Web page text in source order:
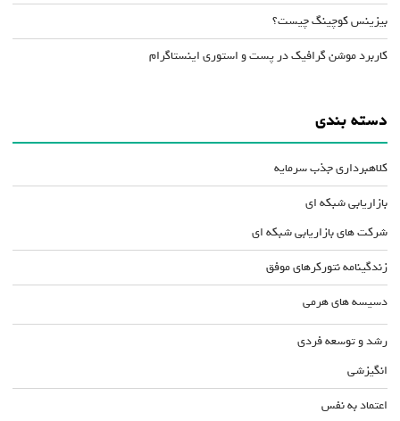
بیزینس کوچینگ چیست؟
کاربرد موشن گرافیک در پست و استوری اینستاگرام
دسته بندی
کلاهبرداری جذب سرمایه
بازاریابی شبکه ای
شرکت های بازاریابی شبکه ای
زندگینامه نتورکرهای موفق
دسیسه های هرمی
رشد و توسعه فردی
انگیزشی
اعتماد به نفس